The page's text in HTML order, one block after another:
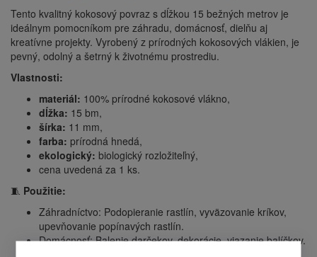
Tento kvalitný kokosový povraz s dĺžkou 15 bežných metrov je
ideálnym pomocníkom pre záhradu, domácnosť, dielňu aj
kreatívne projekty. Vyrobený z prírodných kokosových vlákien, je
pevný, odolný a šetrný k životnému prostrediu.
Vlastnosti:
materiál: 100% prírodné kokosové vlákno,
dĺžka: 15 bm,
šírka: 11 mm,
farba: prírodná hnedá,
ekologický: biologický rozložiteľný,
cena uvedená za 1 ks.
🧵 Použitie:
Záhradníctvo: Podopieranie rastlín, vyväzovanie kríkov,
upevňovanie popínavých rastlín.
Domácnosť: Balenie darčekov, dekorácie, viazanie balíčkov.